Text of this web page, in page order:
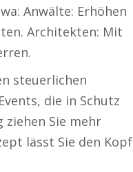
Anwälte: Erhöhen
Architekten: Mit
steuerlichen
die in Schutz
Sie mehr
lässt Sie den Kopf